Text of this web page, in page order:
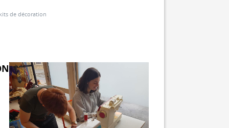
de décoration